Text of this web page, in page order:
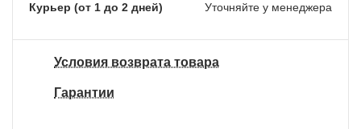
Курьер (от 1 до 2 дней) Уточняйте у менеджера
Условия возврата товара
Гарантии